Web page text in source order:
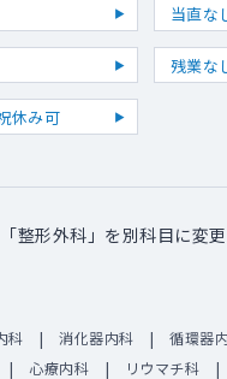
当直な
残業な
休み可
整形外科」を別科目に変
科 消化器内科 循環器
心療内科 リウマチ科